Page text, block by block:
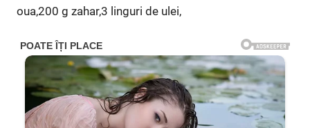
oua,200 g zahar,3 linguri de ulei,